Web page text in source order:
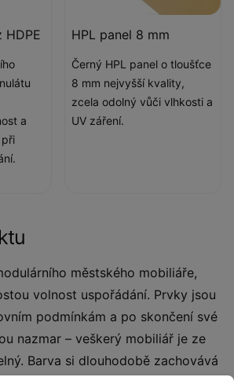
HDPE
a
HPL panel 8 mm
Černý HPL panel o tloušťce
8 mm nejvyšší kvality,
zcela odolný vůči vlhkosti a
UV záření.
městského mobiliáře,
volnost uspořádání. Prvky jsou
podmínkám a po skončení své
nazmar – veškerý mobiliář je ze
Barva si dlouhodobě zachovává